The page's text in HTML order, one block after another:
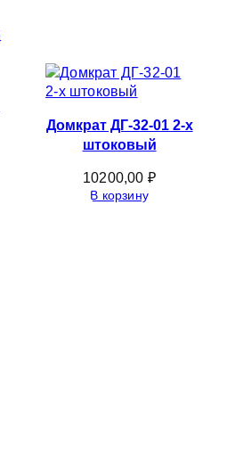
Домкрат ДГ-32-01 2-х
штоковый
10200,00 ₽
В корзину